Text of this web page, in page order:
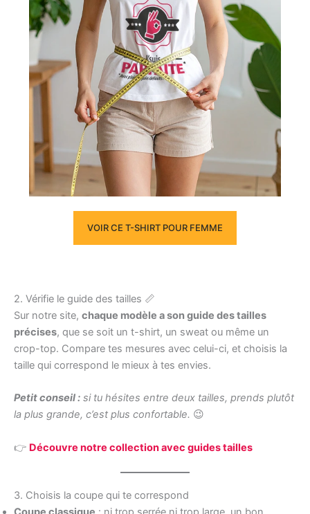
VOIR CE T-SHIRT POUR FEMME
2. Vérifie le guide des tailles 📏
Sur notre site, chaque modèle a son guide des tailles
précises, que se soit un t-shirt, un sweat ou même un
crop-top. Compare tes mesures avec celui-ci, et choisis la
taille qui correspond le mieux à tes envies.
Petit conseil : si tu hésites entre deux tailles, prends plutôt
la plus grande, c’est plus confortable. 😉
👉 Découvre notre collection avec guides tailles
3. Choisis la coupe qui te correspond